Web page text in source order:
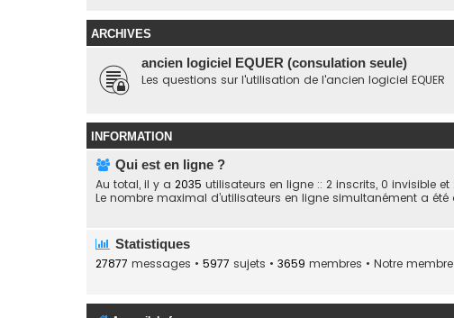
ARCHIVES
ancien logiciel EQUER (consulation seule)
Les questions sur l'utilisation de l'ancien logiciel EQUER
INFORMATION
Qui est en ligne ?
Au total, il y a 2035 utilisateurs en ligne :: 2 inscrits, 0 invisible
Le nombre maximal d’utilisateurs en ligne simultanément a été
Statistiques
27877 messages • 5977 sujets • 3659 membres • Notre